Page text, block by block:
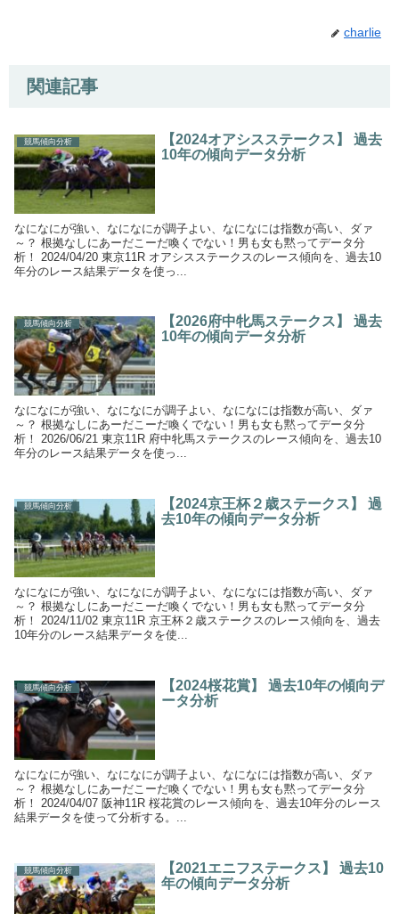
charlie
関連記事
競馬傾向分析
【2024オアシスステークス】 過去
10年の傾向データ分析
なになにが強い、なになにが調子よい、なになには指数が高い、ダァ
～？ 根拠なしにあーだこーだ喚くでない！男も女も黙ってデータ分
析！ 2024/04/20 東京11R オアシスステークスのレース傾向を、過去10
年分のレース結果データを使っ...
競馬傾向分析
【2026府中牝馬ステークス】 過去
10年の傾向データ分析
なになにが強い、なになにが調子よい、なになには指数が高い、ダァ
～？ 根拠なしにあーだこーだ喚くでない！男も女も黙ってデータ分
析！ 2026/06/21 東京11R 府中牝馬ステークスのレース傾向を、過去10
年分のレース結果データを使っ...
競馬傾向分析
【2024京王杯２歳ステークス】 過
去10年の傾向データ分析
なになにが強い、なになにが調子よい、なになには指数が高い、ダァ
～？ 根拠なしにあーだこーだ喚くでない！男も女も黙ってデータ分
析！ 2024/11/02 東京11R 京王杯２歳ステークスのレース傾向を、過去
10年分のレース結果データを使...
競馬傾向分析
【2024桜花賞】 過去10年の傾向デ
ータ分析
なになにが強い、なになにが調子よい、なになには指数が高い、ダァ
～？ 根拠なしにあーだこーだ喚くでない！男も女も黙ってデータ分
析！ 2024/04/07 阪神11R 桜花賞のレース傾向を、過去10年分のレース
結果データを使って分析する。...
競馬傾向分析
【2021エニフステークス】 過去10
年の傾向データ分析